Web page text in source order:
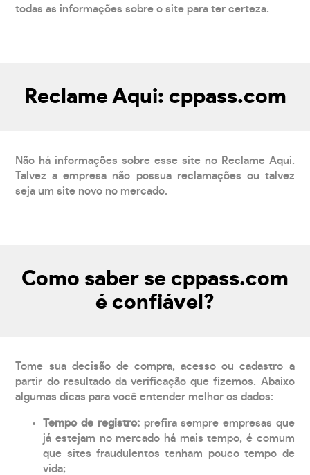
todas as informações sobre o site para ter certeza.
Reclame Aqui: cppass.com
Não há informações sobre esse site no Reclame Aqui.
Talvez a empresa não possua reclamações ou talvez
seja um site novo no mercado.
Como saber se cppass.com
é confiável?
Tome sua decisão de compra, acesso ou cadastro a
partir do resultado da verificação que fizemos. Abaixo
algumas dicas para você entender melhor os dados:
Tempo de registro: prefira sempre empresas que
já estejam no mercado há mais tempo, é comum
que sites fraudulentos tenham pouco tempo de
vida;